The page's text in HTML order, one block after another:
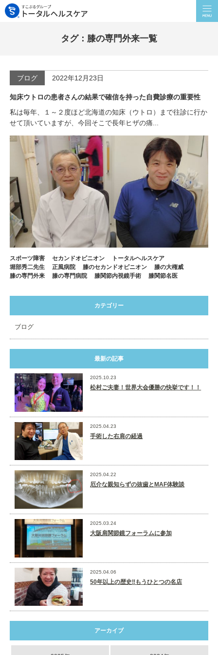
タグ：膝の専門外来一覧
ブログ 2022年12月23日
知床ウトロの患者さんの結果で確信を持った自費診療の重要性
私は毎年、１～２度ほど北海道の知床（ウトロ）まで往診に行か
せて頂いていますが、今回そこで長年ヒザの痛...
スポーツ障害 セカンドオピニオン
トータルヘルスケア
堀部秀二先生
正風病院 膝のセカンドオピニオン
膝の大権威
膝の専門外来
膝の専門病院 膝関節内視鏡手術 膝関節名医
カテゴリー
ブログ
最新の記事
2025.10.23
松村ご夫妻！世界大会優勝の快挙です！！
2025.04.23
手術した右肩の経過
2025.04.22
厄介な親知らずの抜歯とMAF体験談
2025.03.24
大阪肩関節鏡フォーラムに参加
2025.04.06
50年以上の歴史‼️もうひとつの名店
アーカイブ